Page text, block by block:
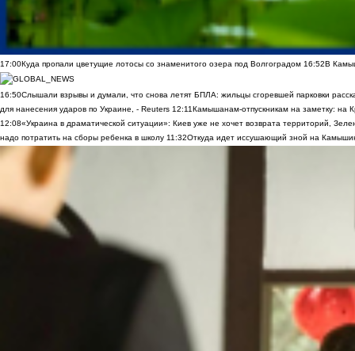
17:00Куда пропали цветущие лотосы со знаменитого озера под Волгоградом 16:52В
16:50Слышали взрывы и думали, что снова летят БПЛА: жильцы сгоревшей парковки
для нанесения ударов по Украине, - Reuters 12:11Камышанам-отпускникам на заметку: на
12:08«Украина в драматической ситуации»: Киев уже не хочет возврата территорий,
надо потратить на сборы ребенка в школу 11:32Откуда идет иссушающий зной на